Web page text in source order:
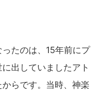
たのは、15年前にプ
出していましたアト
らです。当時、神楽